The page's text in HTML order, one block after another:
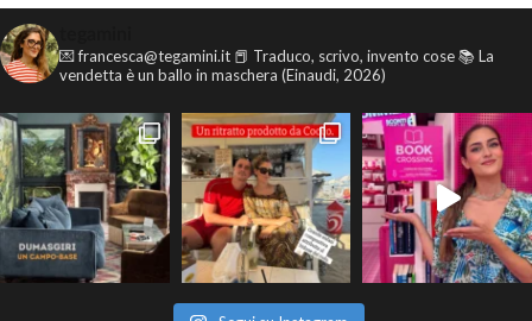
💌 francesca@tegamini.it 📕 Traduco, scrivo, invento cose📚 La
vendetta è un ballo in maschera (Einaudi, 2026)